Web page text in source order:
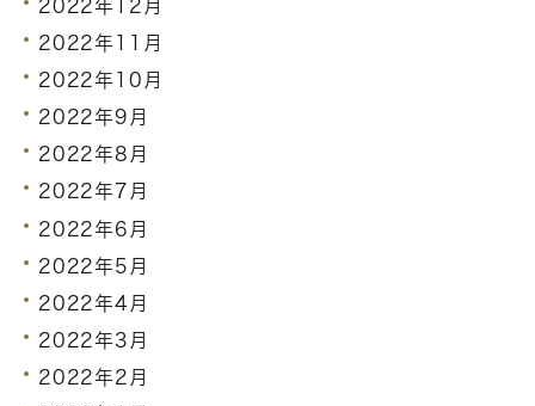
2022年12月
2022年11月
2022年10月
2022年9月
2022年8月
2022年7月
2022年6月
2022年5月
2022年4月
2022年3月
2022年2月